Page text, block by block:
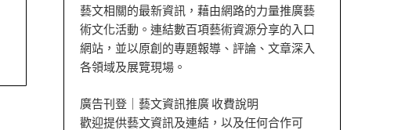
藝文相關的最新資訊，藉由網路的力量推廣藝
術文化活動。連結數百項藝術資源分享的入口
網站，並以原創的專題報導、評論、文章深入
各領域及展覽現場。
廣告刊登｜藝文資訊推廣 收費說明
歡迎提供藝文資訊及連結，以及任何合作可